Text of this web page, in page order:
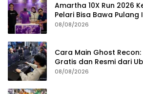
Amartha 10X Run 2026
Pelari Bisa Bawa Pulang
08/08/2026
Cara Main Ghost
Gratis dan Resmi dari
08/08/2026